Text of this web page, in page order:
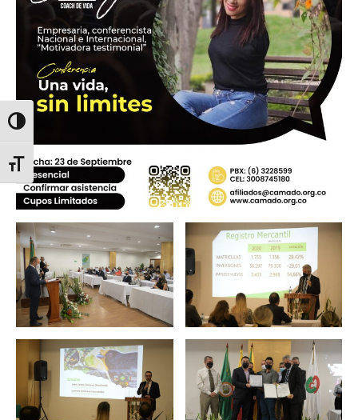
Alternar alto contraste
Alternar tamaño de letra